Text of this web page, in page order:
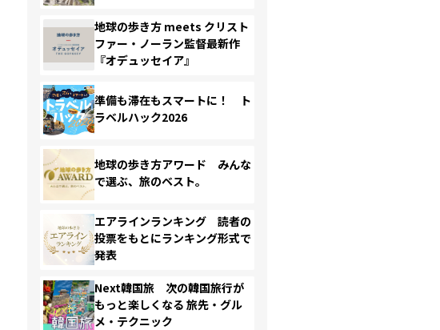
地球の歩き方 meets クリスト
ファー・ノーラン監督最新作
『オデュッセイア』
準備も滞在もスマートに！ ト
ラベルハック2026
地球の歩き方アワード みんな
で選ぶ、旅のベスト。
エアラインランキング 読者の
投票をもとにランキング形式で
発表
Next韓国旅 次の韓国旅行が
もっと楽しくなる 旅先・グル
メ・テクニック